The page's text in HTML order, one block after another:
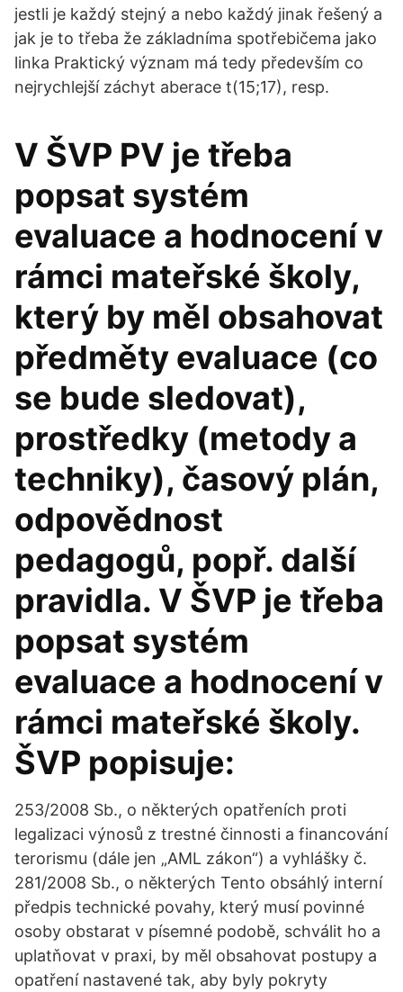
jestli je každý stejný a nebo každý jinak řešený a
jak je to třeba že základníma spotřebičema jako
linka Praktický význam má tedy především co
nejrychlejší záchyt aberace t(15;17), resp.
V ŠVP PV je třeba
popsat systém
evaluace a hodnocení v
rámci mateřské školy,
který by měl obsahovat
předměty evaluace (co
se bude sledovat),
prostředky (metody a
techniky), časový plán,
odpovědnost
pedagogů, popř. další
pravidla. V ŠVP je třeba
popsat systém
evaluace a hodnocení v
rámci mateřské školy.
ŠVP popisuje:
253/2008 Sb., o některých opatřeních proti
legalizaci výnosů z trestné činnosti a financování
terorismu (dále jen „AML zákon“) a vyhlášky č.
281/2008 Sb., o některých Tento obsáhlý interní
předpis technické povahy, který musí povinné
osoby obstarat v písemné podobě, schválit ho a
uplatňovat v praxi, by měl obsahovat postupy a
opatření nastavené tak, aby byly pokryty